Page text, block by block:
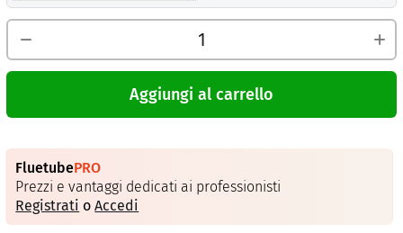
Aggiungi al carrello
FluetubePRO
Prezzi e vantaggi dedicati ai professionisti
Registrati oAccedi